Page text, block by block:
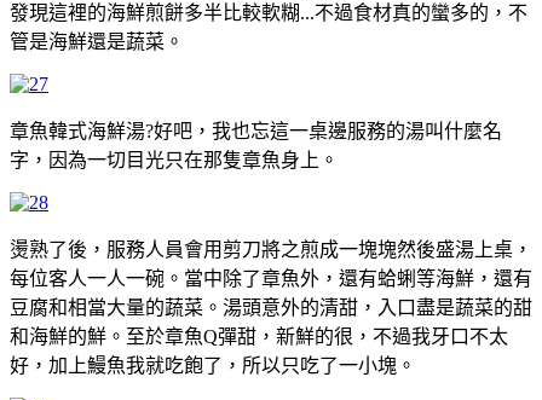
發現這裡的海鮮煎餅多半比較軟糊...不過食材真的蠻多的，不
管是海鮮還是蔬菜。
章魚韓式海鮮湯?好吧，我也忘這一桌邊服務的湯叫什麼名
字，因為一切目光只在那隻章魚身上。
燙熟了後，服務人員會用剪刀將之煎成一塊塊然後盛湯上桌，
每位客人一人一碗。當中除了章魚外，還有蛤蜊等海鮮，還有
豆腐和相當大量的蔬菜。湯頭意外的清甜，入口盡是蔬菜的甜
和海鮮的鮮。至於章魚Q彈甜，新鮮的很，不過我牙口不太
好，加上鰻魚我就吃飽了，所以只吃了一小塊。